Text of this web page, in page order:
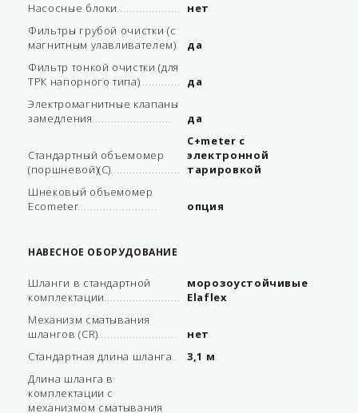
Насосные блоки
нет
Фильтры грубой очистки (с
магнитным улавливателем)
да
Фильтр тонкой очистки (для
ТРК напорного типа)
да
Электромагнитные клапаны
замедления
да
Стандартный объемомер
(поршневой)(C)
С+meter с
электронной
тарировкой
Шнековый объемомер
Ecometеr
опция
НАВЕСНОЕ ОБОРУДОВАНИЕ
Шланги в стандартной
комплектации
морозоустойчивые
Elaflex
Механизм сматывания
шлангов (CR)
нет
Стандартная длина шланга
3,1 м
Длина шланга в
комплектации с
механизмом сматывания